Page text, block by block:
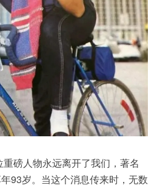
磅人物永远离开了我们，著名
93岁。当这个消息传来时，无数